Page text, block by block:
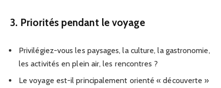
3. Priorités pendant le voyage
Privilégiez-vous les paysages, la culture, la gastronomie,
les activités en plein air, les rencontres ?
Le voyage est-il principalement orienté « découverte »